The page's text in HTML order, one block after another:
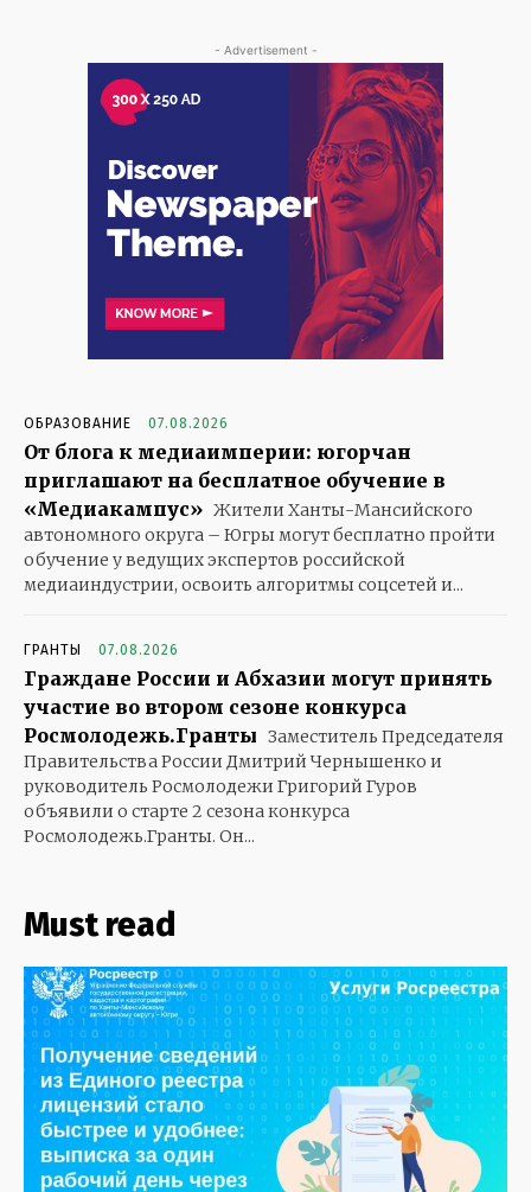
- Advertisement -
ОБРАЗОВАНИЕ 07.08.2026
От блога к медиаимперии: югорчан
приглашают на бесплатное обучение в
«Медиакампус» Жители Ханты-Мансийского
автономного округа – Югры могут бесплатно пройти
обучение у ведущих экспертов российской
медиаиндустрии, освоить алгоритмы соцсетей и...
ГРАНТЫ 07.08.2026
Граждане России и Абхазии могут принять
участие во втором сезоне конкурса
Росмолодежь.Гранты Заместитель Председателя
Правительства России Дмитрий Чернышенко и
руководитель Росмолодежи Григорий Гуров
объявили о старте 2 сезона конкурса
Росмолодежь.Гранты. Он...
Must read